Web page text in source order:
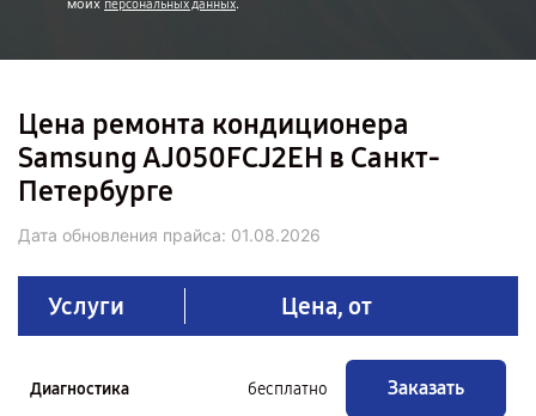
моих персональных данных.
Цена ремонта кондиционера
Samsung AJ050FCJ2EH в Санкт-
Петербурге
Дата обновления прайса: 01.08.2026
Услуги Цена, от
Диагностика бесплатно Заказать